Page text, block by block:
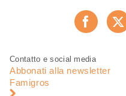
Piè
pagina
Navigazione
pagina
Contatto e social media
Abbonati alla newsletter
Famigros